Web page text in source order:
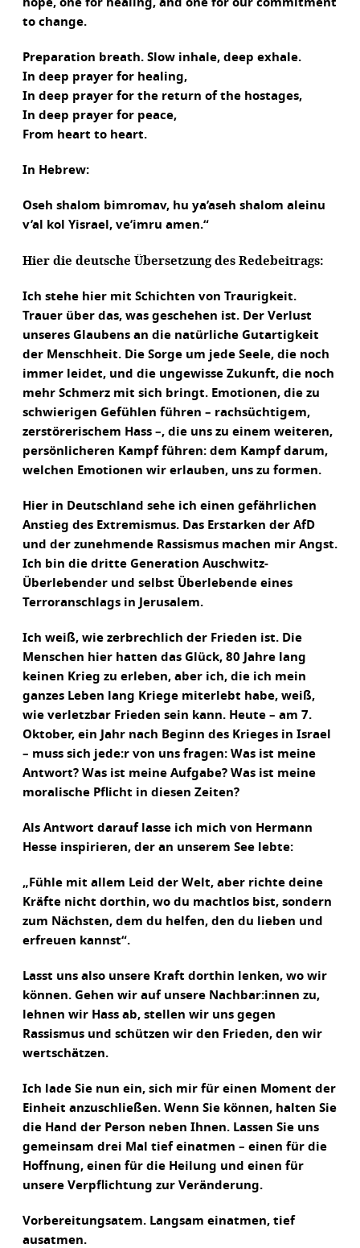
hope, one for healing, and one for our commitment
to change.
Preparation breath. Slow inhale, deep exhale.
In deep prayer for healing,
In deep prayer for the return of the hostages,
In deep prayer for peace,
From heart to heart.
In Hebrew:
Oseh shalom bimromav, hu ya’aseh shalom aleinu
v’al kol Yisrael, ve’imru amen.“
Hier die deutsche Übersetzung des Redebeitrags:
Ich stehe hier mit Schichten von Traurigkeit.
Trauer über das, was geschehen ist. Der Verlust
unseres Glaubens an die natürliche Gutartigkeit
der Menschheit. Die Sorge um jede Seele, die noch
immer leidet, und die ungewisse Zukunft, die noch
mehr Schmerz mit sich bringt. Emotionen, die zu
schwierigen Gefühlen führen – rachsüchtigem,
zerstörerischem Hass –, die uns zu einem weiteren,
persönlicheren Kampf führen: dem Kampf darum,
welchen Emotionen wir erlauben, uns zu formen.
Hier in Deutschland sehe ich einen gefährlichen
Anstieg des Extremismus. Das Erstarken der AfD
und der zunehmende Rassismus machen mir Angst.
Ich bin die dritte Generation Auschwitz-
Überlebender und selbst Überlebende eines
Terroranschlags in Jerusalem.
Ich weiß, wie zerbrechlich der Frieden ist. Die
Menschen hier hatten das Glück, 80 Jahre lang
keinen Krieg zu erleben, aber ich, die ich mein
ganzes Leben lang Kriege miterlebt habe, weiß,
wie verletzbar Frieden sein kann. Heute – am 7.
Oktober, ein Jahr nach Beginn des Krieges in Israel
– muss sich jede:r von uns fragen: Was ist meine
Antwort? Was ist meine Aufgabe? Was ist meine
moralische Pflicht in diesen Zeiten?
Als Antwort darauf lasse ich mich von Hermann
Hesse inspirieren, der an unserem See lebte:
„Fühle mit allem Leid der Welt, aber richte deine
Kräfte nicht dorthin, wo du machtlos bist, sondern
zum Nächsten, dem du helfen, den du lieben und
erfreuen kannst“.
Lasst uns also unsere Kraft dorthin lenken, wo wir
können. Gehen wir auf unsere Nachbar:innen zu,
lehnen wir Hass ab, stellen wir uns gegen
Rassismus und schützen wir den Frieden, den wir
wertschätzen.
Ich lade Sie nun ein, sich mir für einen Moment der
Einheit anzuschließen. Wenn Sie können, halten Sie
die Hand der Person neben Ihnen. Lassen Sie uns
gemeinsam drei Mal tief einatmen – einen für die
Hoffnung, einen für die Heilung und einen für
unsere Verpflichtung zur Veränderung.
Vorbereitungsatem. Langsam einatmen, tief
ausatmen.